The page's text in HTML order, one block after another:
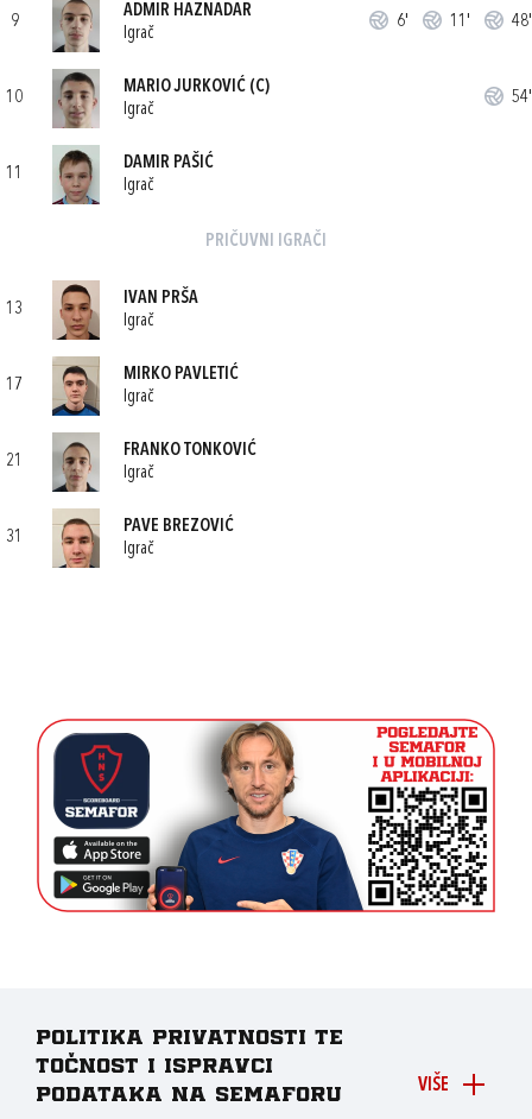
9
ADMIR HAZNADAR
Igrač
6' 11' 48'
10
MARIO JURKOVIĆ (C)
Igrač
54'
11
DAMIR PAŠIĆ
Igrač
PRIČUVNI IGRAČI
13
IVAN PRŠA
Igrač
17
MIRKO PAVLETIĆ
Igrač
21
FRANKO TONKOVIĆ
Igrač
31
PAVE BREZOVIĆ
Igrač
VIŠE
Politika privatnosti te
točnost i ispravci
podataka na Semaforu